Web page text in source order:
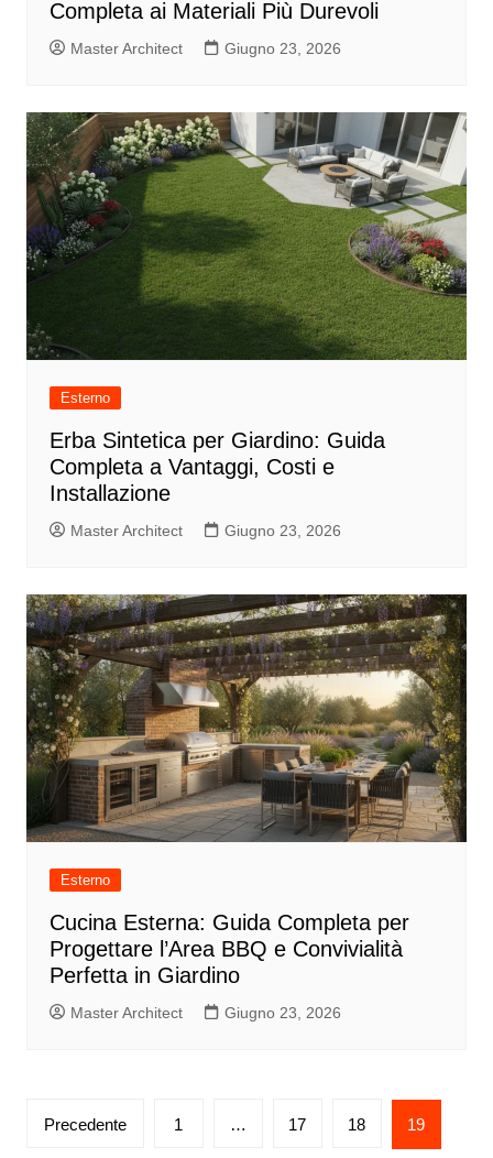
Completa ai Materiali Più Durevoli
Master Architect Giugno 23, 2026
Esterno
Erba Sintetica per Giardino: Guida
Completa a Vantaggi, Costi e
Installazione
Master Architect Giugno 23, 2026
Esterno
Cucina Esterna: Guida Completa per
Progettare l’Area BBQ e Convivialità
Perfetta in Giardino
Master Architect Giugno 23, 2026
Paginazione
Precedente 1 … 17 18 19